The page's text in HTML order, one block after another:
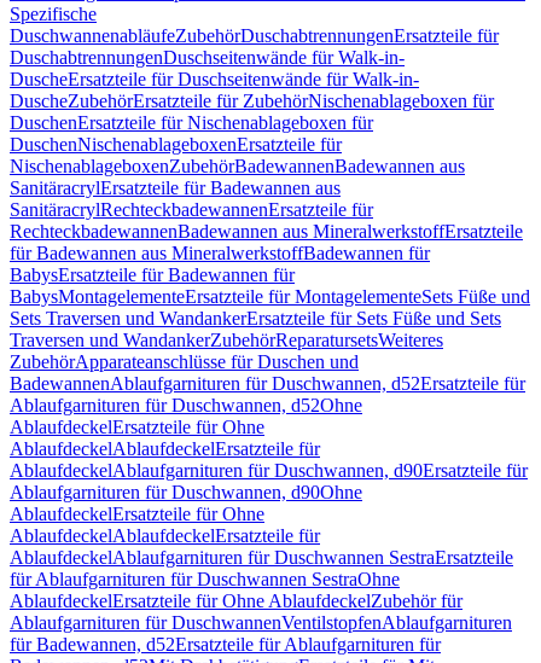
Spezifische
DuschwannenabläufeZubehörDuschabtrennungenErsatzteile für
DuschabtrennungenDuschseitenwände für Walk-in-
DuscheErsatzteile für Duschseitenwände für Walk-in-
DuscheZubehörErsatzteile für ZubehörNischenablageboxen für
DuschenErsatzteile für Nischenablageboxen für
DuschenNischenablageboxenErsatzteile für
NischenablageboxenZubehörBadewannenBadewannen aus
SanitäracrylErsatzteile für Badewannen aus
SanitäracrylRechteckbadewannenErsatzteile für
RechteckbadewannenBadewannen aus MineralwerkstoffErsatzteile
für Badewannen aus MineralwerkstoffBadewannen für
BabysErsatzteile für Badewannen für
BabysMontagelementeErsatzteile für MontagelementeSets Füße und
Sets Traversen und WandankerErsatzteile für Sets Füße und Sets
Traversen und WandankerZubehörReparatursetsWeiteres
ZubehörApparateanschlüsse für Duschen und
BadewannenAblaufgarnituren für Duschwannen, d52Ersatzteile für
Ablaufgarnituren für Duschwannen, d52Ohne
AblaufdeckelErsatzteile für Ohne
AblaufdeckelAblaufdeckelErsatzteile für
AblaufdeckelAblaufgarnituren für Duschwannen, d90Ersatzteile für
Ablaufgarnituren für Duschwannen, d90Ohne
AblaufdeckelErsatzteile für Ohne
AblaufdeckelAblaufdeckelErsatzteile für
AblaufdeckelAblaufgarnituren für Duschwannen SestraErsatzteile
für Ablaufgarnituren für Duschwannen SestraOhne
AblaufdeckelErsatzteile für Ohne AblaufdeckelZubehör für
Ablaufgarnituren für DuschwannenVentilstopfenAblaufgarnituren
für Badewannen, d52Ersatzteile für Ablaufgarnituren für